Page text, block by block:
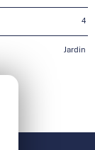
4
Jardin